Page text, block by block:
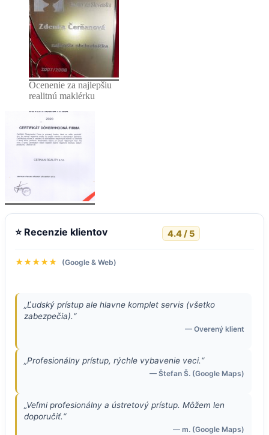
Ocenenie za najlepšiu
realitnú maklérku
⭐ Recenzie klientov 4.4 / 5
★★★★★ (Google & Web)
„Ľudský prístup ale hlavne komplet servis (všetko
zabezpečia).“
— Overený klient
„Profesionálny prístup, rýchle vybavenie veci.“
— Štefan Š. (Google Maps)
„Veľmi profesionálny a ústretový prístup. Môžem len
doporučiť.“
— m. (Google Maps)